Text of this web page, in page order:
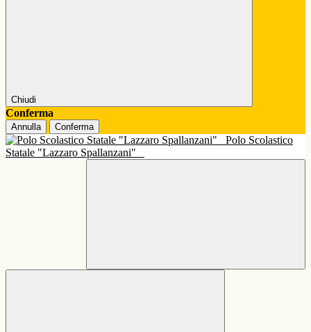
Chiudi
Conferma
Annulla Conferma
Polo Scolastico
Statale "Lazzaro Spallanzani"